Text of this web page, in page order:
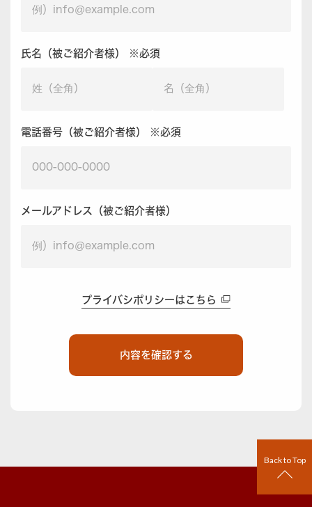
氏名（被ご紹介者様） ※必須
電話番号（被ご紹介者様） ※必須
メールアドレス（被ご紹介者様）
プライバシポリシーはこちら
内容を確認する
Back to Top